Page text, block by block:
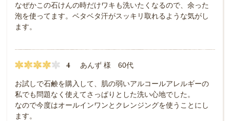
なぜかこの石けんの時だけワキも洗いたくなるので、余った
泡を使ってます。ベタベタ汗がスッキリ取れるような気がし
ます。
4 あんず 様 60代
お試しで石鹸を購入して、肌の弱いアルコールアレルギーの
私でも問題なく使えてさっぱりとした洗い心地でした。
なので今度はオールインワンとクレンジングを使うことにし
ます。